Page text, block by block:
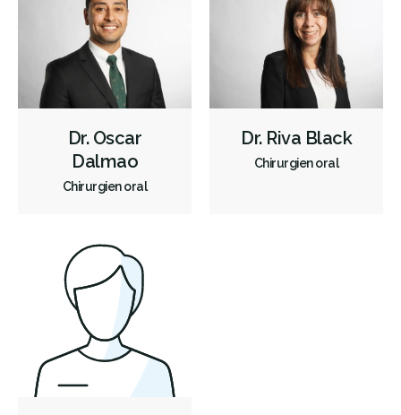
Dr. Oscar
Dalmao
Chirurgien oral
Dr. Riva Black
Chirurgien oral